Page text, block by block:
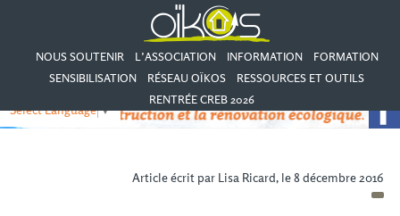
NOUS SOUTENIR L’ASSOCIATION INFORMATION
FORMATION
SENSIBILISATION
RÉSEAU OÏKOS
RESSOURCES ET OUTILS
RENTRÉE CREB 2026
Select Language▼
Article écrit par Lisa Ricard, le 8 décembre 2016